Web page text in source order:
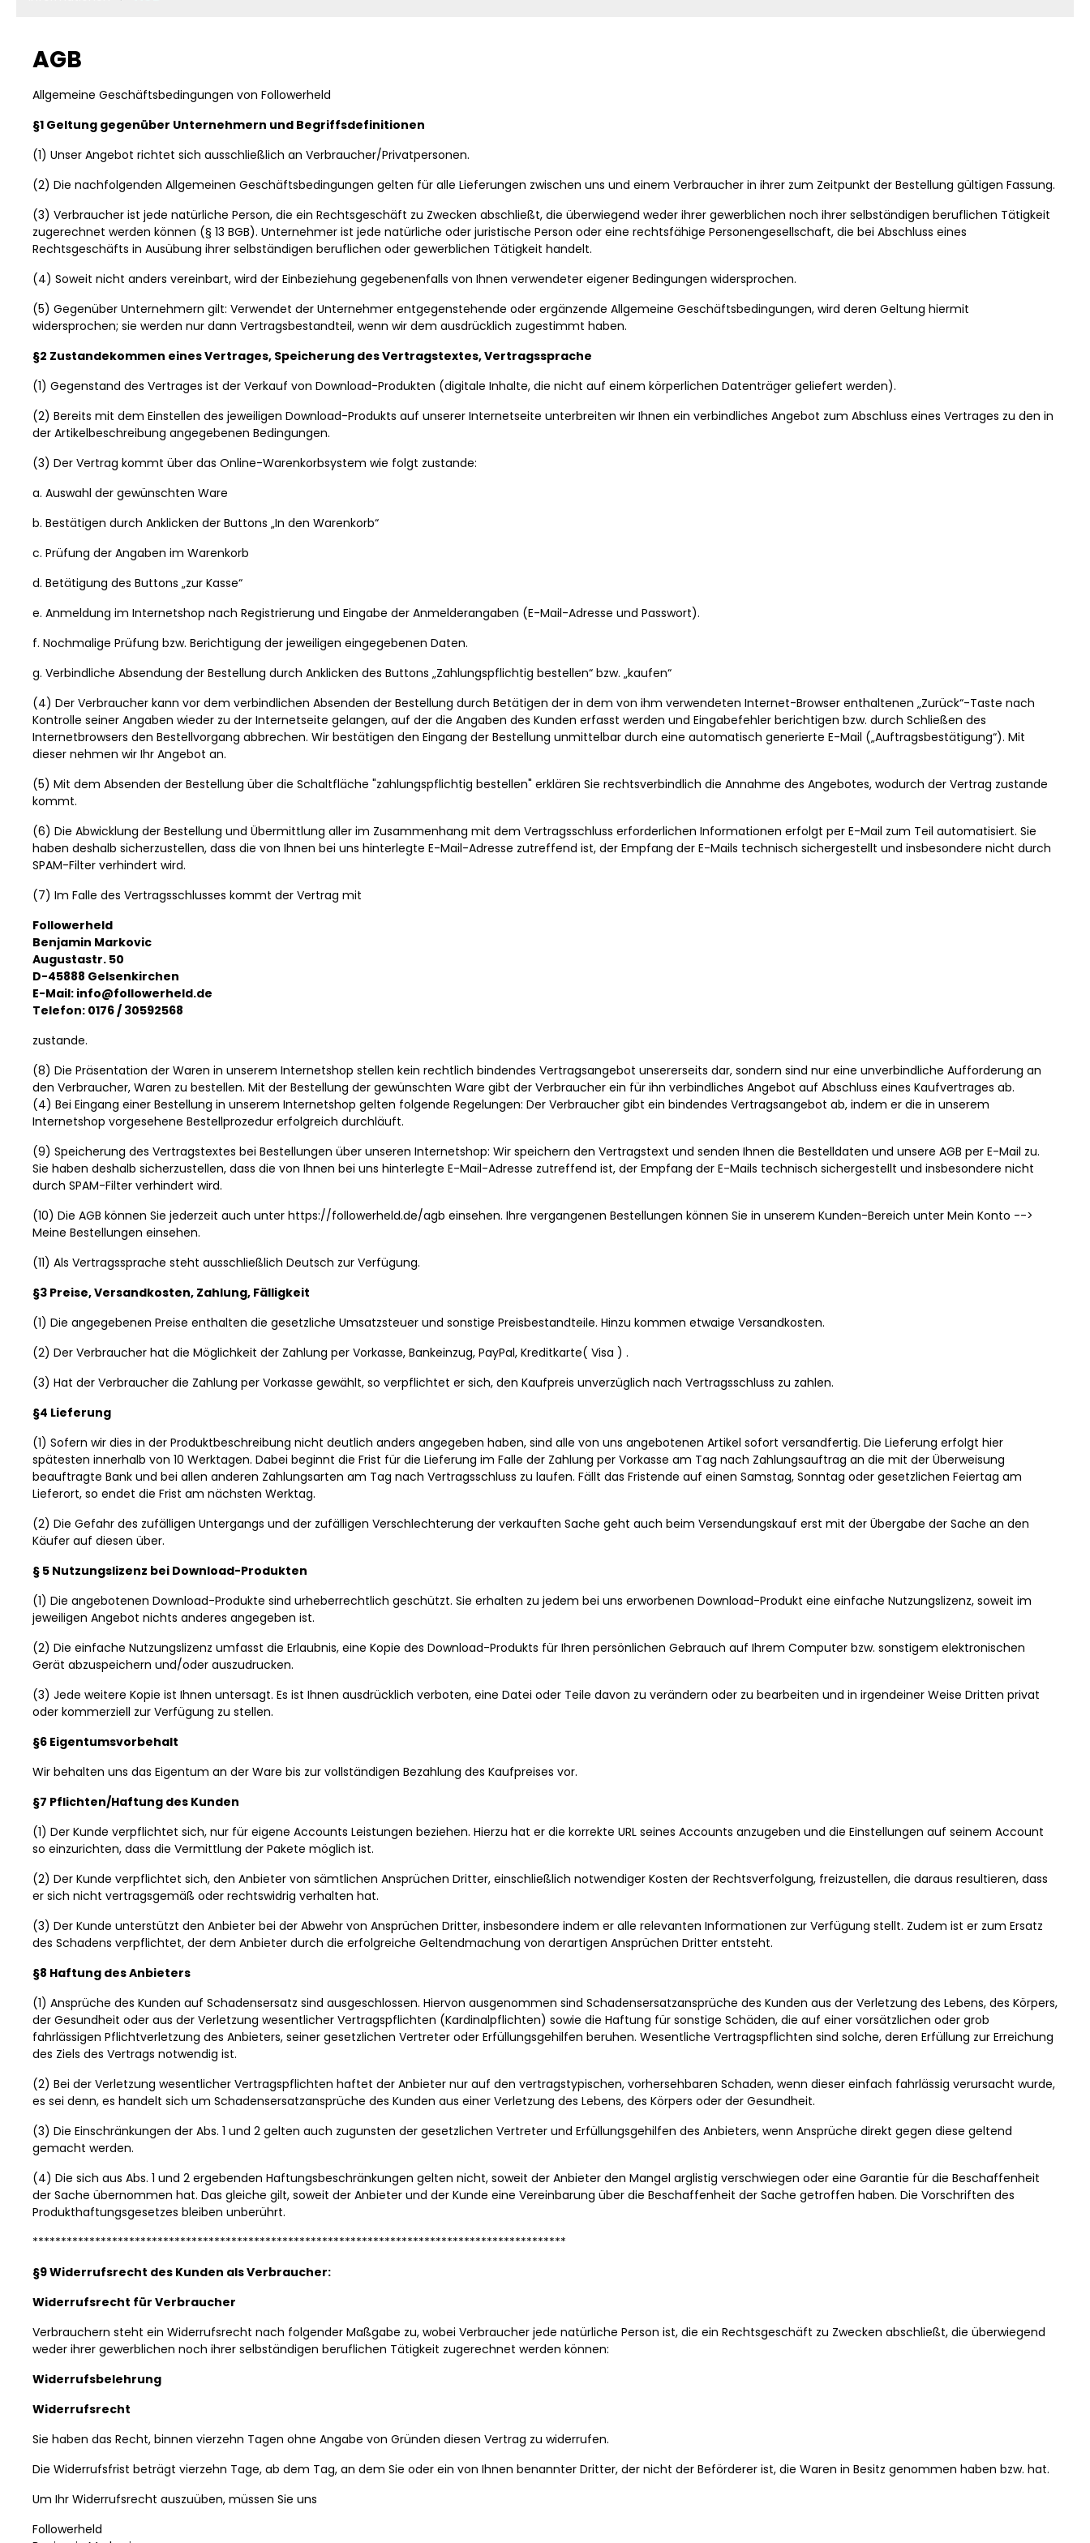
AGB
Allgemeine Geschäftsbedingungen von Followerheld
§1 Geltung gegenüber Unternehmern und Begriffsdefinitionen
(1) Unser Angebot richtet sich ausschließlich an Verbraucher/Privatpersonen.
(2) Die nachfolgenden Allgemeinen Geschäftsbedingungen gelten für alle Lieferungen zwischen uns und einem Verbraucher in ihrer zum Zeitpunkt der Bestellung gültigen Fassung.
(3) Verbraucher ist jede natürliche Person, die ein Rechtsgeschäft zu Zwecken abschließt, die überwiegend weder ihrer gewerblichen noch ihrer selbständigen beruflichen Tätigkeit
zugerechnet werden können (§ 13 BGB). Unternehmer ist jede natürliche oder juristische Person oder eine rechtsfähige Personengesellschaft, die bei Abschluss eines
Rechtsgeschäfts in Ausübung ihrer selbständigen beruflichen oder gewerblichen Tätigkeit handelt.
(4) Soweit nicht anders vereinbart, wird der Einbeziehung gegebenenfalls von Ihnen verwendeter eigener Bedingungen widersprochen.
(5) Gegenüber Unternehmern gilt: Verwendet der Unternehmer entgegenstehende oder ergänzende Allgemeine Geschäftsbedingungen, wird deren Geltung hiermit
widersprochen; sie werden nur dann Vertragsbestandteil, wenn wir dem ausdrücklich zugestimmt haben.
§2 Zustandekommen eines Vertrages, Speicherung des Vertragstextes, Vertragssprache
(1) Gegenstand des Vertrages ist der Verkauf von Download-Produkten (digitale Inhalte, die nicht auf einem körperlichen Datenträger geliefert werden).
(2) Bereits mit dem Einstellen des jeweiligen Download-Produkts auf unserer Internetseite unterbreiten wir Ihnen ein verbindliches Angebot zum Abschluss eines Vertrages zu den in
der Artikelbeschreibung angegebenen Bedingungen.
(3) Der Vertrag kommt über das Online-Warenkorbsystem wie folgt zustande:
a. Auswahl der gewünschten Ware
b. Bestätigen durch Anklicken der Buttons „In den Warenkorb“
c. Prüfung der Angaben im Warenkorb
d. Betätigung des Buttons „zur Kasse“
e. Anmeldung im Internetshop nach Registrierung und Eingabe der Anmelderangaben (E-Mail-Adresse und Passwort).
f. Nochmalige Prüfung bzw. Berichtigung der jeweiligen eingegebenen Daten.
g. Verbindliche Absendung der Bestellung durch Anklicken des Buttons „Zahlungspflichtig bestellen“ bzw. „kaufen“
(4) Der Verbraucher kann vor dem verbindlichen Absenden der Bestellung durch Betätigen der in dem von ihm verwendeten Internet-Browser enthaltenen „Zurück“-Taste nach
Kontrolle seiner Angaben wieder zu der Internetseite gelangen, auf der die Angaben des Kunden erfasst werden und Eingabefehler berichtigen bzw. durch Schließen des
Internetbrowsers den Bestellvorgang abbrechen. Wir bestätigen den Eingang der Bestellung unmittelbar durch eine automatisch generierte E-Mail („Auftragsbestätigung“). Mit
dieser nehmen wir Ihr Angebot an.
(5) Mit dem Absenden der Bestellung über die Schaltfläche "zahlungspflichtig bestellen" erklären Sie rechtsverbindlich die Annahme des Angebotes, wodurch der Vertrag zustande
kommt.
(6) Die Abwicklung der Bestellung und Übermittlung aller im Zusammenhang mit dem Vertragsschluss erforderlichen Informationen erfolgt per E-Mail zum Teil automatisiert. Sie
haben deshalb sicherzustellen, dass die von Ihnen bei uns hinterlegte E-Mail-Adresse zutreffend ist, der Empfang der E-Mails technisch sichergestellt und insbesondere nicht durch
SPAM-Filter verhindert wird.
(7) Im Falle des Vertragsschlusses kommt der Vertrag mit
Followerheld
Benjamin Markovic
Augustastr. 50
D-45888 Gelsenkirchen
E-Mail: info@followerheld.de
Telefon: 0176 / 30592568
zustande.
(8) Die Präsentation der Waren in unserem Internetshop stellen kein rechtlich bindendes Vertragsangebot unsererseits dar, sondern sind nur eine unverbindliche Aufforderung an
den Verbraucher, Waren zu bestellen. Mit der Bestellung der gewünschten Ware gibt der Verbraucher ein für ihn verbindliches Angebot auf Abschluss eines Kaufvertrages ab.
(4) Bei Eingang einer Bestellung in unserem Internetshop gelten folgende Regelungen: Der Verbraucher gibt ein bindendes Vertragsangebot ab, indem er die in unserem
Internetshop vorgesehene Bestellprozedur erfolgreich durchläuft.
(9) Speicherung des Vertragstextes bei Bestellungen über unseren Internetshop: Wir speichern den Vertragstext und senden Ihnen die Bestelldaten und unsere AGB per E-Mail zu.
Sie haben deshalb sicherzustellen, dass die von Ihnen bei uns hinterlegte E-Mail-Adresse zutreffend ist, der Empfang der E-Mails technisch sichergestellt und insbesondere nicht
durch SPAM-Filter verhindert wird.
(10) Die AGB können Sie jederzeit auch unter https://followerheld.de/agb einsehen. Ihre vergangenen Bestellungen können Sie in unserem Kunden-Bereich unter Mein Konto -->
Meine Bestellungen einsehen.
(11) Als Vertragssprache steht ausschließlich Deutsch zur Verfügung.
§3 Preise, Versandkosten, Zahlung, Fälligkeit
(1) Die angegebenen Preise enthalten die gesetzliche Umsatzsteuer und sonstige Preisbestandteile. Hinzu kommen etwaige Versandkosten.
(2) Der Verbraucher hat die Möglichkeit der Zahlung per Vorkasse, Bankeinzug, PayPal, Kreditkarte( Visa ) .
(3) Hat der Verbraucher die Zahlung per Vorkasse gewählt, so verpflichtet er sich, den Kaufpreis unverzüglich nach Vertragsschluss zu zahlen.
§4 Lieferung
(1) Sofern wir dies in der Produktbeschreibung nicht deutlich anders angegeben haben, sind alle von uns angebotenen Artikel sofort versandfertig. Die Lieferung erfolgt hier
spätesten innerhalb von 10 Werktagen. Dabei beginnt die Frist für die Lieferung im Falle der Zahlung per Vorkasse am Tag nach Zahlungsauftrag an die mit der Überweisung
beauftragte Bank und bei allen anderen Zahlungsarten am Tag nach Vertragsschluss zu laufen. Fällt das Fristende auf einen Samstag, Sonntag oder gesetzlichen Feiertag am
Lieferort, so endet die Frist am nächsten Werktag.
(2) Die Gefahr des zufälligen Untergangs und der zufälligen Verschlechterung der verkauften Sache geht auch beim Versendungskauf erst mit der Übergabe der Sache an den
Käufer auf diesen über.
§ 5 Nutzungslizenz bei Download-Produkten
(1) Die angebotenen Download-Produkte sind urheberrechtlich geschützt. Sie erhalten zu jedem bei uns erworbenen Download-Produkt eine einfache Nutzungslizenz, soweit im
jeweiligen Angebot nichts anderes angegeben ist.
(2) Die einfache Nutzungslizenz umfasst die Erlaubnis, eine Kopie des Download-Produkts für Ihren persönlichen Gebrauch auf Ihrem Computer bzw. sonstigem elektronischen
Gerät abzuspeichern und/oder auszudrucken.
(3) Jede weitere Kopie ist Ihnen untersagt. Es ist Ihnen ausdrücklich verboten, eine Datei oder Teile davon zu verändern oder zu bearbeiten und in irgendeiner Weise Dritten privat
oder kommerziell zur Verfügung zu stellen.
§6 Eigentumsvorbehalt
Wir behalten uns das Eigentum an der Ware bis zur vollständigen Bezahlung des Kaufpreises vor.
§7 Pflichten/Haftung des Kunden
(1) Der Kunde verpflichtet sich, nur für eigene Accounts Leistungen beziehen. Hierzu hat er die korrekte URL seines Accounts anzugeben und die Einstellungen auf seinem Account
so einzurichten, dass die Vermittlung der Pakete möglich ist.
(2) Der Kunde verpflichtet sich, den Anbieter von sämtlichen Ansprüchen Dritter, einschließlich notwendiger Kosten der Rechtsverfolgung, freizustellen, die daraus resultieren, dass
er sich nicht vertragsgemäß oder rechtswidrig verhalten hat.
(3) Der Kunde unterstützt den Anbieter bei der Abwehr von Ansprüchen Dritter, insbesondere indem er alle relevanten Informationen zur Verfügung stellt. Zudem ist er zum Ersatz
des Schadens verpflichtet, der dem Anbieter durch die erfolgreiche Geltendmachung von derartigen Ansprüchen Dritter entsteht.
§8 Haftung des Anbieters
(1) Ansprüche des Kunden auf Schadensersatz sind ausgeschlossen. Hiervon ausgenommen sind Schadensersatzansprüche des Kunden aus der Verletzung des Lebens, des Körpers,
der Gesundheit oder aus der Verletzung wesentlicher Vertragspflichten (Kardinalpflichten) sowie die Haftung für sonstige Schäden, die auf einer vorsätzlichen oder grob
fahrlässigen Pflichtverletzung des Anbieters, seiner gesetzlichen Vertreter oder Erfüllungsgehilfen beruhen. Wesentliche Vertragspflichten sind solche, deren Erfüllung zur Erreichung
des Ziels des Vertrags notwendig ist.
(2) Bei der Verletzung wesentlicher Vertragspflichten haftet der Anbieter nur auf den vertragstypischen, vorhersehbaren Schaden, wenn dieser einfach fahrlässig verursacht wurde,
es sei denn, es handelt sich um Schadensersatzansprüche des Kunden aus einer Verletzung des Lebens, des Körpers oder der Gesundheit.
(3) Die Einschränkungen der Abs. 1 und 2 gelten auch zugunsten der gesetzlichen Vertreter und Erfüllungsgehilfen des Anbieters, wenn Ansprüche direkt gegen diese geltend
gemacht werden.
(4) Die sich aus Abs. 1 und 2 ergebenden Haftungsbeschränkungen gelten nicht, soweit der Anbieter den Mangel arglistig verschwiegen oder eine Garantie für die Beschaffenheit
der Sache übernommen hat. Das gleiche gilt, soweit der Anbieter und der Kunde eine Vereinbarung über die Beschaffenheit der Sache getroffen haben. Die Vorschriften des
Produkthaftungsgesetzes bleiben unberührt.
**********************************************************************************************
§9 Widerrufsrecht des Kunden als Verbraucher:
Widerrufsrecht für Verbraucher
Verbrauchern steht ein Widerrufsrecht nach folgender Maßgabe zu, wobei Verbraucher jede natürliche Person ist, die ein Rechtsgeschäft zu Zwecken abschließt, die überwiegend
weder ihrer gewerblichen noch ihrer selbständigen beruflichen Tätigkeit zugerechnet werden können:
Widerrufsbelehrung
Widerrufsrecht
Sie haben das Recht, binnen vierzehn Tagen ohne Angabe von Gründen diesen Vertrag zu widerrufen.
Die Widerrufsfrist beträgt vierzehn Tage, ab dem Tag, an dem Sie oder ein von Ihnen benannter Dritter, der nicht der Beförderer ist, die Waren in Besitz genommen haben bzw. hat.
Um Ihr Widerrufsrecht auszuüben, müssen Sie uns
Followerheld